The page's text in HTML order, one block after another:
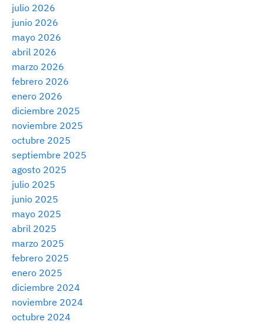
julio 2026
junio 2026
mayo 2026
abril 2026
marzo 2026
febrero 2026
enero 2026
diciembre 2025
noviembre 2025
octubre 2025
septiembre 2025
agosto 2025
julio 2025
junio 2025
mayo 2025
abril 2025
marzo 2025
febrero 2025
enero 2025
diciembre 2024
noviembre 2024
octubre 2024